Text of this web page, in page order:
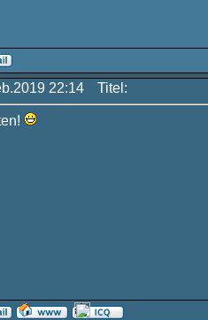
22:14 Titel: